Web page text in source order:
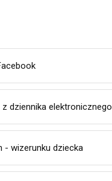
dziennika elektronicznego
- wizerunku dziecka